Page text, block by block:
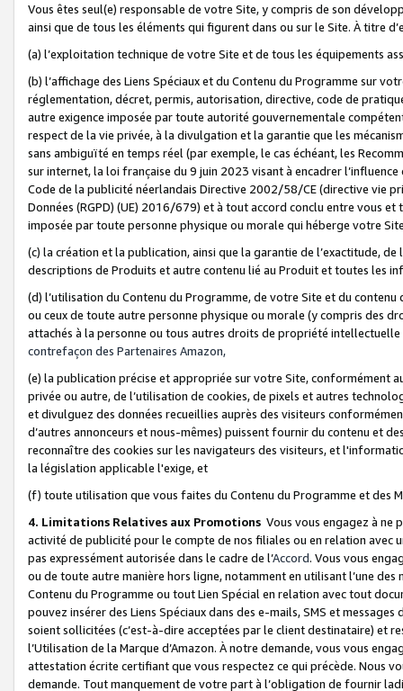
Vous êtes seul(e) responsable de votre Site, y compris de son
ainsi que de tous les éléments qui figurent dans ou sur le Site. À titre
(a) l’exploitation technique de votre Site et de tous les équipements
(b) l’affichage des Liens Spéciaux et du Contenu du Programme sur
réglementation, décret, permis, autorisation, directive, code de
autre exigence imposée par toute autorité gouvernementale
respect de la vie privée, à la divulgation et la garantie que les
sans ambiguïté en temps réel (par exemple, le cas échéant, les
sur internet, la loi française du 9 juin 2023 visant à encadrer
Code de la publicité néerlandais Directive 2002/58/CE (directive vie
Données (RGPD) (UE) 2016/679) et à tout accord conclu entre vous
imposée par toute personne physique ou morale qui héberge votre
(c) la création et la publication, ainsi que la garantie de l’exactitude,
descriptions de Produits et autre contenu lié au Produit et toutes les
(d) l’utilisation du Contenu du Programme, de votre Site et du
ou ceux de toute autre personne physique ou morale (y compris des
attachés à la personne ou tous autres droits de propriété
contrefaçon des Partenaires Amazon,
(e) la publication précise et appropriée sur votre Site, conformément
privée ou autre, de l’utilisation de cookies, de pixels et autres
et divulguez des données recueillies auprès des visiteurs
d’autres annonceurs et nous-mêmes) puissent fournir du contenu et
reconnaître des cookies sur les navigateurs des visiteurs, et
la législation applicable l'exige, et
(f) toute utilisation que vous faites du Contenu du Programme et des
4. Limitations Relatives aux Promotions Vous vous engagez à ne
activité de publicité pour le compte de nos filiales ou en relation avec
pas expressément autorisée dans le cadre de l’Accord. Vous vous
ou de toute autre manière hors ligne, notamment en utilisant l’une
Contenu du Programme ou tout Lien Spécial en relation avec tout
pouvez insérer des Liens Spéciaux dans des e-mails, SMS et
soient sollicitées (c’est-à-dire acceptées par le client destinataire) et
l’Utilisation de la Marque d’Amazon. À notre demande, vous vous
attestation écrite certifiant que vous respectez ce qui précède. Nous
demande. Tout manquement de votre part à l’obligation de fournir